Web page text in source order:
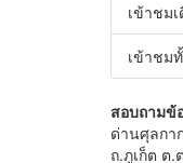
เข้าชม
เข้าชม
สอบถามข้
ด่านศุลกา
ถ.ภูเก็ต ต.